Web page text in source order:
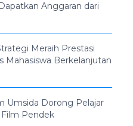
Anggaran dari
Meraih Prestasi
Mahasiswa Berkelanjutan
Umsida Dorong Pelajar
Pendek